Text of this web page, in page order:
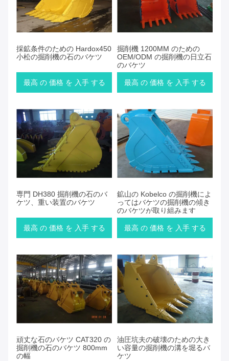
採鉱条件のための Hardox450
小松の掘削機の石のバケツ
最高 の 価格 を 入手 する
掘削機 1200MM のための
OEM/ODM の掘削機の日立石
のバケツ
最高 の 価格 を 入手 する
専門 DH380 掘削機の石のバ
ケツ、重い装置のバケツ
最高 の 価格 を 入手 する
鉱山の Kobelco の掘削機によ
ってはバケツの掘削機の傾き
のバケツが取り組みます
最高 の 価格 を 入手 する
頑丈な石のバケツ CAT320 の
掘削機の石のバケツ 800mm
の幅
油圧坑夫の破壊のための大き
い容量の掘削機の溝を堀るバ
ケツ